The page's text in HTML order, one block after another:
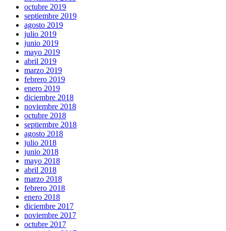
octubre 2019
septiembre 2019
agosto 2019
julio 2019
junio 2019
mayo 2019
abril 2019
marzo 2019
febrero 2019
enero 2019
diciembre 2018
noviembre 2018
octubre 2018
septiembre 2018
agosto 2018
julio 2018
junio 2018
mayo 2018
abril 2018
marzo 2018
febrero 2018
enero 2018
diciembre 2017
noviembre 2017
octubre 2017